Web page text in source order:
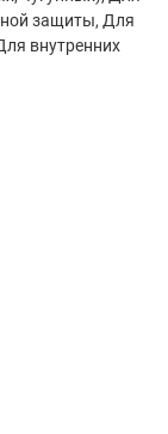
защиты, Для
внутренних